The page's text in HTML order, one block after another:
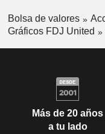
Bolsa de valores
Gráficos FDJ United
Más de 20 años
a tu lado